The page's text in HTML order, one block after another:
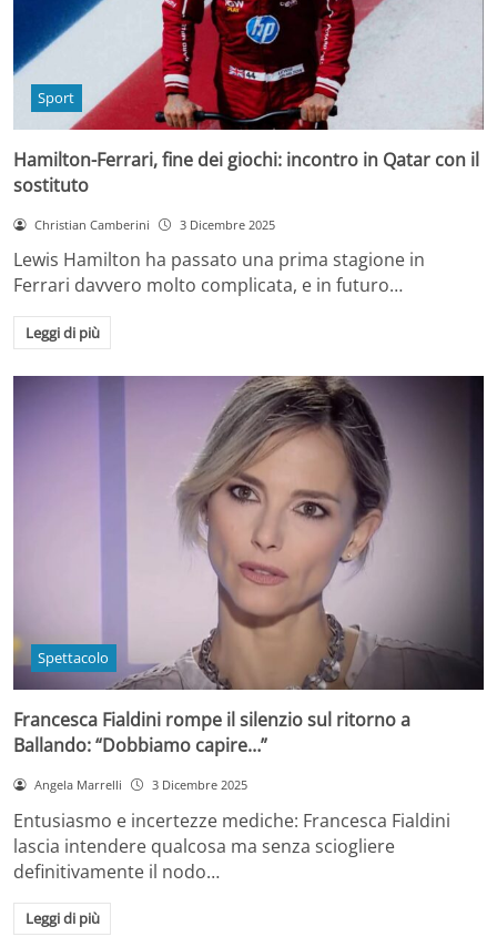
Sport
Hamilton-Ferrari, fine dei giochi: incontro in Qatar con il
sostituto
Christian Camberini 3 Dicembre 2025
Lewis Hamilton ha passato una prima stagione in
Ferrari davvero molto complicata, e in futuro…
Leggi di più
Spettacolo
Francesca Fialdini rompe il silenzio sul ritorno a
Ballando: “Dobbiamo capire…”
Angela Marrelli 3 Dicembre 2025
Entusiasmo e incertezze mediche: Francesca Fialdini
lascia intendere qualcosa ma senza sciogliere
definitivamente il nodo…
Leggi di più